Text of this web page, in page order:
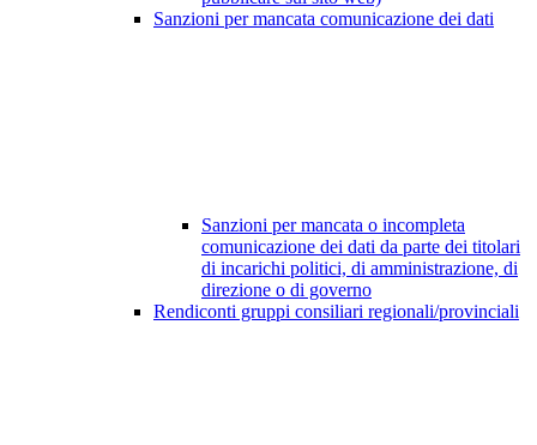
Sanzioni per mancata comunicazione dei dati
Sanzioni per mancata o incompleta
comunicazione dei dati da parte dei titolari
di incarichi politici, di amministrazione, di
direzione o di governo
Rendiconti gruppi consiliari regionali/provinciali